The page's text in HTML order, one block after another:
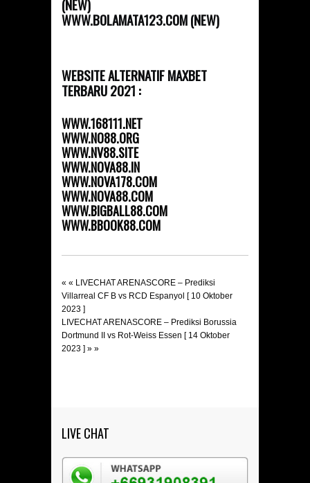
(NEW)
WWW.BOLAMATA123.COM (NEW)
WEBSITE ALTERNATIF MAXBET
TERBARU 2021 :
WWW.168111.NET
WWW.NO88.ORG
WWW.NV88.SITE
WWW.NOVA88.IN
WWW.NOVA178.COM
WWW.NOVA88.COM
WWW.BIGBALL88.COM
WWW.BBOOK88.COM
« « LIVECHAT ARENASCORE – Prediksi
Villarreal CF B vs RCD Espanyol [ 10 Oktober
2023 ]
LIVECHAT ARENASCORE – Prediksi Borussia
Dortmund II vs Rot-Weiss Essen [ 14 Oktober
2023 ] » »
LIVE CHAT